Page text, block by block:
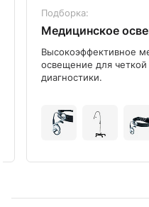
Подборка:
Медицинское
Высокоэффективное
освещение для
диагностики.